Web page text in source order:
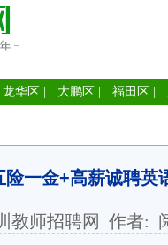
龙华区 大鹏区 福田区
险一金+高薪诚聘英
教师招聘网 作者: